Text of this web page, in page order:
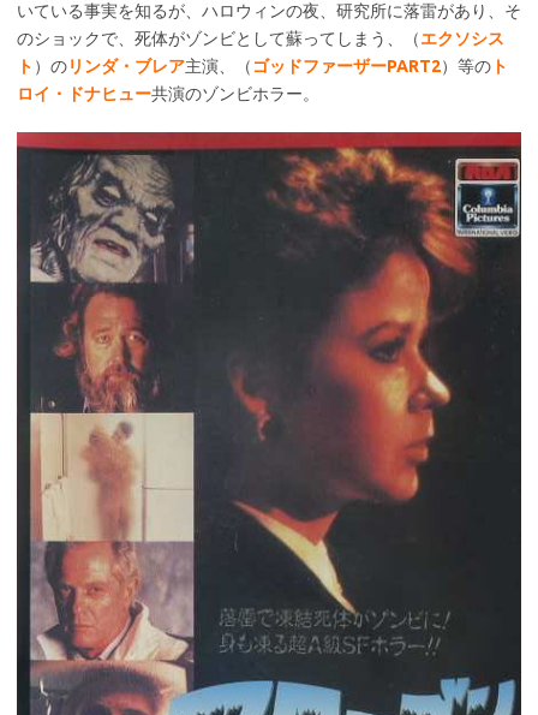
いている事実を知るが、ハロウィンの夜、研究所に落雷があり、そ
のショックで、死体がゾンビとして蘇ってしまう、（エクソシス
ト ）のリンダ・ブレア主演、（ゴッドファーザーPART2）等の ト
ロイ・ドナヒュー共演のゾンビホラー。